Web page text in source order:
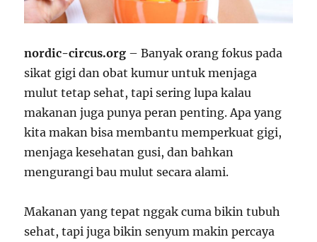
nordic-circus.org – Banyak orang fokus pada
sikat gigi dan obat kumur untuk menjaga
mulut tetap sehat, tapi sering lupa kalau
makanan juga punya peran penting. Apa yang
kita makan bisa membantu memperkuat gigi,
menjaga kesehatan gusi, dan bahkan
mengurangi bau mulut secara alami.
Makanan yang tepat nggak cuma bikin tubuh
sehat, tapi juga bikin senyum makin percaya